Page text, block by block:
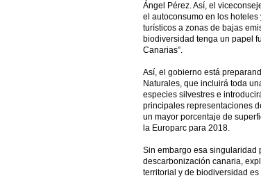
Ángel Pérez. Así, el
el autoconsumo en los hoteles
turísticos a zonas de bajas
biodiversidad tenga un papel
Canarias”.
Así, el gobierno está
Naturales, que incluirá toda
especies silvestres e
principales representaciones
un mayor porcentaje de
la Europarc para 2018.
Sin embargo esa singularidad
descarbonización canaria,
territorial y de biodiversidad